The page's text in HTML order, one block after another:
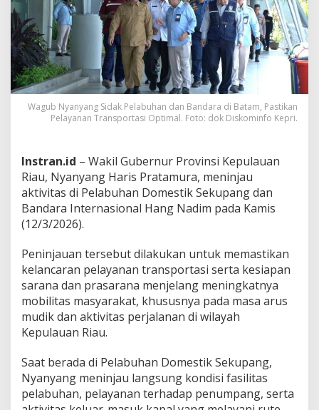
P
e
l
b
u
h
a
n
n
B
a
n
d
d
i
B
a
t
a
P
a
s
t
Wagub Nyanyang Sidak Pelabuhan dan Bandara di Batam, Pastikan
Pelayanan Transportasi Optimal. Foto: dok Diskominfo Kepri.
Instran.id – Wakil Gubernur Provinsi Kepulauan
Riau, Nyanyang Haris Pratamura, meninjau
aktivitas di Pelabuhan Domestik Sekupangdan
Bandara Internasional Hang Nadim pada Kamis
(12/3/2026).
Peninjauan tersebutdilakukan untuk memastikan
kelancaran pelayanan transportasi serta kesiapan
sarana dan prasarana menjelang meningkatnya
mobilitas masyarakat, khususnya pada masa arus
mudikdan aktivitas perjalanan di wilayah
Kepulauan Riau.
Saat berada di Pelabuhan DomestikSekupang,
Nyanyang meninjau langsung kondisi fasilitas
pelabuhan, pelayanan terhadap penumpang, serta